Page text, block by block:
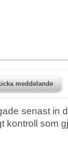
meddelande
senast in
kontroll som